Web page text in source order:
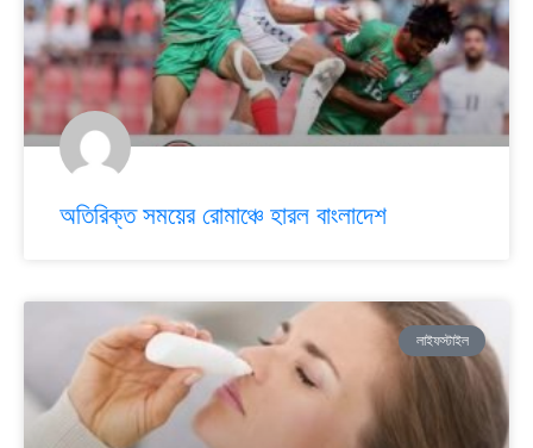
অতিরিক্ত সময়ের রোমাঞ্চে হারল বাংলাদেশ
লাইফস্টাইল